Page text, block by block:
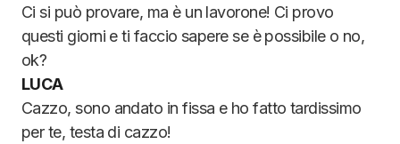
Ci si può provare, ma è un lavorone! Ci provo
questi giorni e ti faccio sapere se è possibile o no,
ok?
LUCA
Cazzo, sono andato in fissa e ho fatto tardissimo
per te, testa di cazzo!